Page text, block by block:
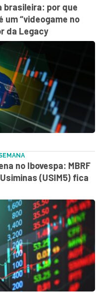
brasileira: por que
um “videogame no
da Legacy
no Ibovespa: MBRF
(USIM5) fica